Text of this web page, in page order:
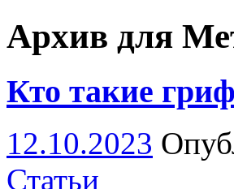
Архив для
Кто такие
12.10.2023
Статьи